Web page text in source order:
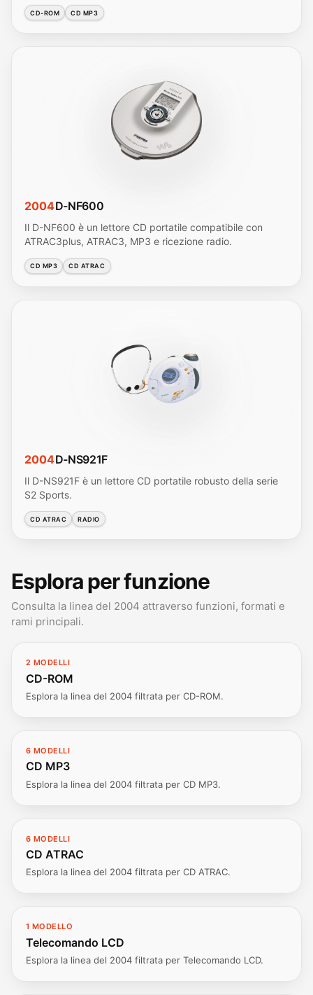
CD-ROM CD MP3
2004D-NF600
Il D-NF600 è un lettore CD portatile compatibile con
ATRAC3plus, ATRAC3, MP3 e ricezione radio.
CD MP3 CD ATRAC
2004D-NS921F
Il D-NS921F è un lettore CD portatile robusto della serie
S2 Sports.
CD ATRAC RADIO
Esplora per funzione
Consulta la linea del 2004 attraverso funzioni, formati e
rami principali.
2 MODELLI
CD-ROM
Esplora la linea del 2004 filtrata per CD-ROM.
6 MODELLI
CD MP3
Esplora la linea del 2004 filtrata per CD MP3.
6 MODELLI
CD ATRAC
Esplora la linea del 2004 filtrata per CD ATRAC.
1 MODELLO
Telecomando LCD
Esplora la linea del 2004 filtrata per Telecomando LCD.